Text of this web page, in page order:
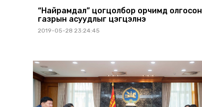
“Найрамдал” цогцолбор орчимд олгосон
газрын асуудлыг цэгцэлнэ
2019-05-28 23:24:45